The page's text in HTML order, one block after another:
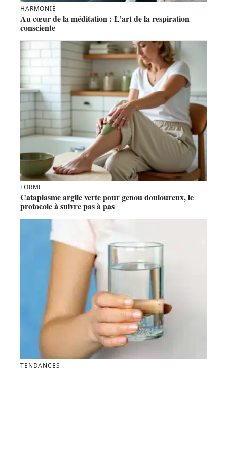
HARMONIE
Au cœur de la méditation : L’art de la respiration
consciente
FORME
Cataplasme argile verte pour genou douloureux, le
protocole à suivre pas à pas
TENDANCES